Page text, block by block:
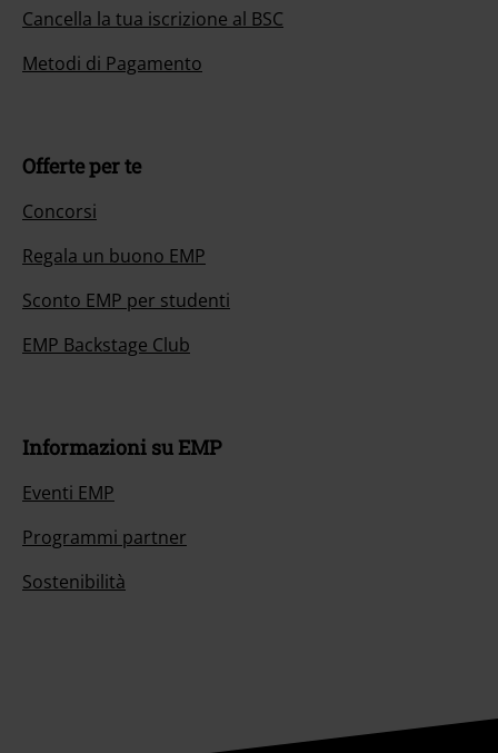
Cancella la tua iscrizione al BSC
Metodi di Pagamento
Offerte per te
Concorsi
Regala un buono EMP
Sconto EMP per studenti
EMP Backstage Club
Informazioni su EMP
Eventi EMP
Programmi partner
Sostenibilità